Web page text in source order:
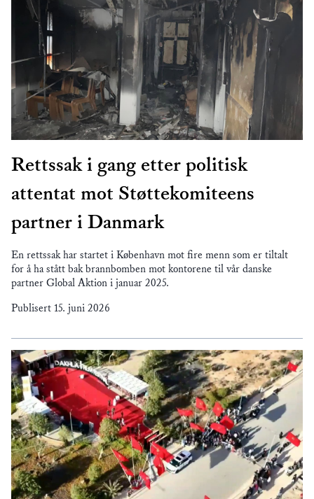
Rettssak i gang etter politisk
attentat mot Støttekomiteens
partner i Danmark
En rettssak har startet i København mot fire menn som er tiltalt
for å ha stått bak brannbomben mot kontorene til vår danske
partner Global Aktion i januar 2025.
Publisert 15. juni 2026